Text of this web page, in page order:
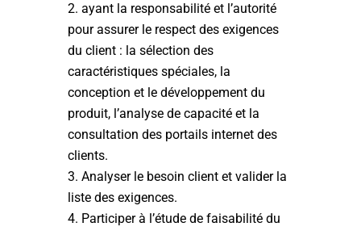
ayant la responsabilité et l’autorité
pour assurer le respect des exigences
du client : la sélection des
caractéristiques spéciales, la
conception et le développement du
produit, l’analyse de capacité et la
consultation des portails internet des
clients.
Analyser le besoin client et valider la
liste des exigences.
Participer à l’étude de faisabilité du